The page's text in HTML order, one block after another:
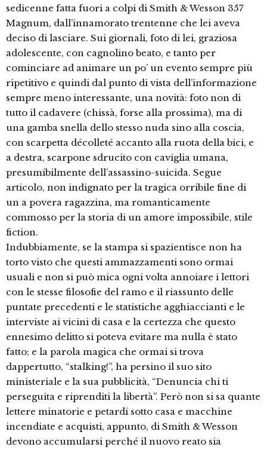
sedicenne fatta fuori a colpi di Smith & Wesson 357
Magnum, dall’innamorato trentenne che lei aveva
deciso di lasciare. Sui giornali, foto di lei, graziosa
adolescente, con cagnolino beato, e tanto per
cominciare ad animare un po’ un evento sempre più
ripetitivo e quindi dal punto di vista dell’informazione
sempre meno interessante, una novità: foto non di
tutto il cadavere (chissà, forse alla prossima), ma di
una gamba snella dello stesso nuda sino alla coscia,
con scarpetta décolleté accanto alla ruota della bici, e
a destra, scarpone sdrucito con caviglia umana,
presumibilmente dell’assassino-suicida. Segue
articolo, non indignato per la tragica orribile fine di
un a povera ragazzina, ma romanticamente
commosso per la storia di un amore impossibile, stile
fiction.
Indubbiamente, se la stampa si spazientisce non ha
torto visto che questi ammazzamenti sono ormai
usuali e non si può mica ogni volta annoiare i lettori
con le stesse filosofie del ramo e il riassunto delle
puntate precedenti e le statistiche agghiaccianti e le
interviste ai vicini di casa e la certezza che questo
ennesimo delitto si poteva evitare ma nulla è stato
fatto; e la parola magica che ormai si trova
dappertutto, “stalking!”, ha persino il suo sito
ministeriale e la sua pubblicità, “Denuncia chi ti
perseguita e riprenditi la libertà”. Però non si sa quante
lettere minatorie e petardi sotto casa e macchine
incendiate e acquisti, appunto, di Smith & Wesson
devono accumularsi perché il nuovo reato sia